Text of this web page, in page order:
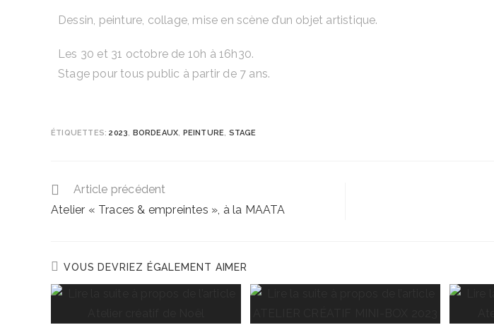
Dessin, peinture, collage, mise en scène d’un objet artistique.
Les 30 et 31 octobre de 10h à 16h30.
Stage pour tous public à partir de 7 ans.
ÉTIQUETTES:2023, BORDEAUX, PEINTURE, STAGE
Article précédent
Atelier « Traces & empreintes », à la MAATA
VOUS DEVRIEZ ÉGALEMENT AIMER